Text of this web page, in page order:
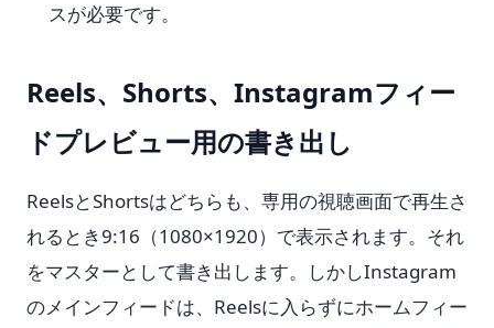
スが必要です。
Reels、Shorts、Instagramフィー
ドプレビュー用の書き出し
ReelsとShortsはどちらも、専用の視聴画面で再生さ
れるとき9:16（1080×1920）で表示されます。それ
をマスターとして書き出します。しかしInstagram
のメインフィードは、Reelsに入らずにホームフィー